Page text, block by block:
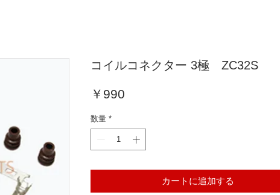
コイルコネクター 3極 ZC32S
￥990
数量 *
カートに追加する